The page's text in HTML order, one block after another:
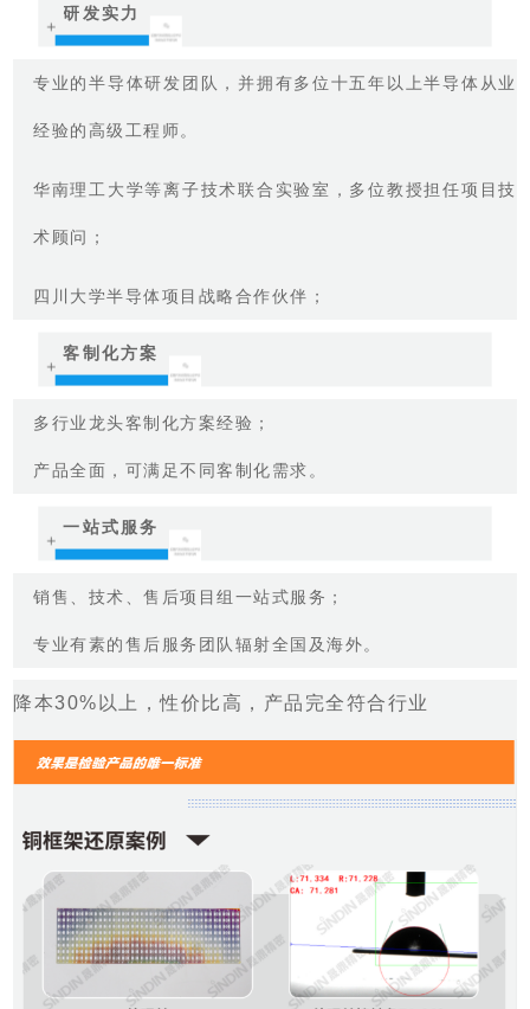
＋
研发实力
专业的半导体研发团队，并拥有多位十五年以上半导体从业
经验的高级工程师。
华南理工大学等离子技术联合实验室，多位教授担任项目技
术顾问；
四川大学半导体项目战略合作伙伴；
＋
客制化方案
多行业龙头客制化方案经验；
产品全面，可满足不同客制化需求。
＋
一站式服务
销售、技术、售后项目组一站式服务；
专业有素的售后服务团队辐射全国及海外。
降本30%以上，性价比高，产品完全符合行业